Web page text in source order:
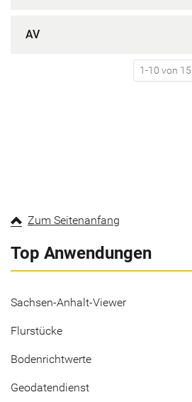
AV
1-10 von 15
Zum Seitenanfang
Top Anwendungen
Sachsen-Anhalt-Viewer
Flurstücke
Bodenrichtwerte
Geodatendienst